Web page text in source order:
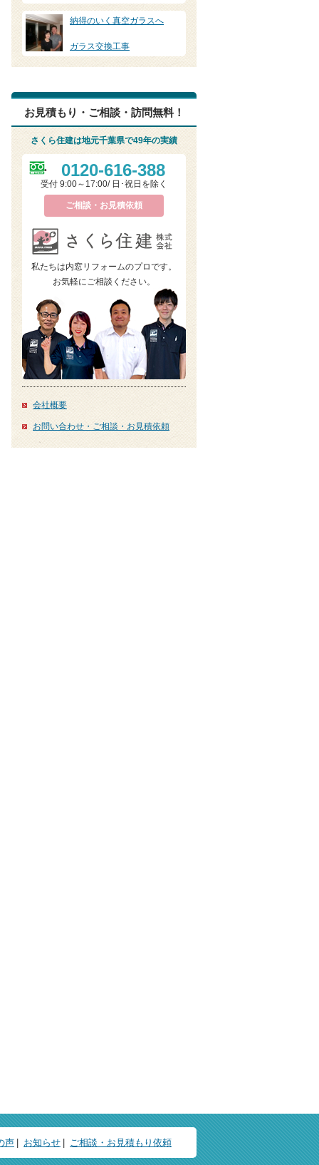
納得のいく真空ガラスへ
ガラス交換工事
お見積もり・ご相談・訪問無料！
さくら住建は地元千葉県で49年の実績
0120-616-388
受付 9:00～17:00/ 日･祝日を除く
ご相談・お見積依頼
私たちは内窓リフォームのプロです。
お気軽にご相談ください。
会社概要
お問い合わせ・ご相談・お見積依頼
声 お知らせ ご相談・お見積もり依頼